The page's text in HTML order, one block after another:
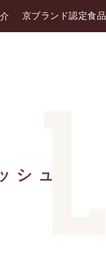
京ブランド認定食品
シュ